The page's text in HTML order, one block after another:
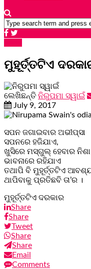
ମୁହୂର୍ତ୍ତଟିଏ
ଲେଖିଛନ୍ତି ନିରୁପମା ସ୍ୱାଇଁ
July 9, 2017
ସପନ ଜଗାଇବାର ଅଭୀପ୍ସା
ସପନରେ ହଜିଯାଏ,
ଖୁସିରେ ମସ୍‌ଗୁଲ୍ ହେବାର ନିଶା
ଭାବନାରେ ରହିଯାଏ
ତଥାପି ବି ମୁହୂର୍ତ୍ତଟିଏ
ଥାପିବାକୁ ପ୍ରତିଛବି ତା’ର ।
ମୁହୂର୍ତ୍ତଟିଏ ଦରକାର
Share
Share
Tweet
Share
Share
Email
Comments